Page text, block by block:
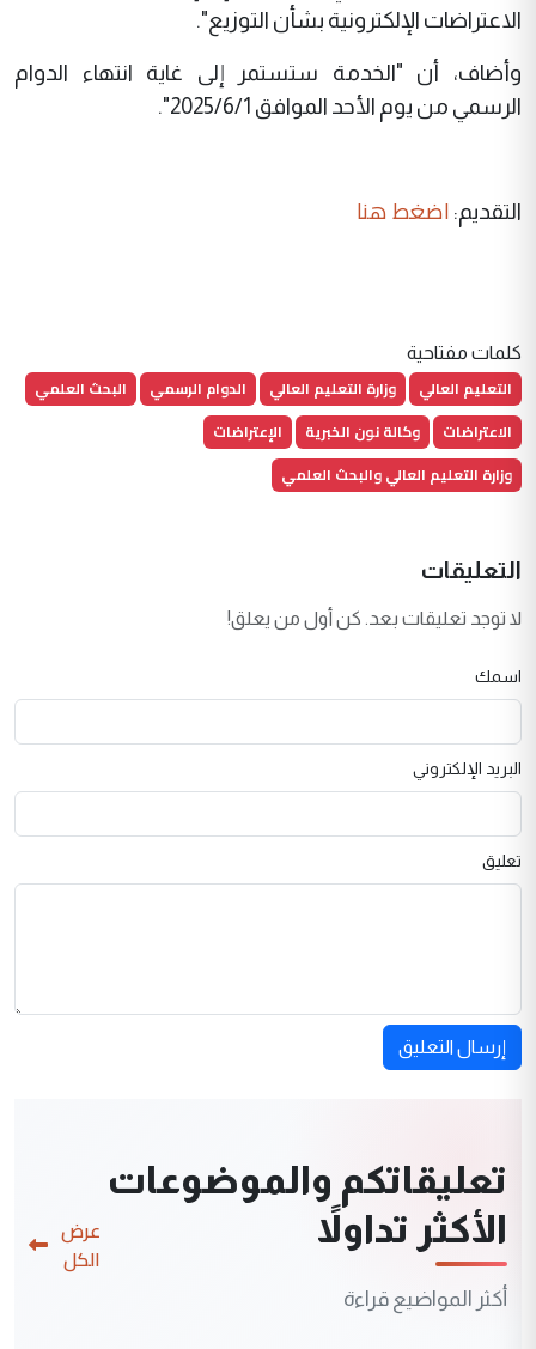
الاعتراضات الإلكترونية بشأن التوزيع".
وأضاف، أن "الخدمة ستستمر إلى غاية انتهاء الدوام
الرسمي من يوم الأحد الموافق 2025/6/1".
التقديم: اضغط هنا
كلمات مفتاحية
التعليم العالي وزارة التعليم العالي الدوام الرسمي
البحث العلمي
الاعتراضات
وكالة نون الخبرية
الإعتراضات
وزارة التعليم العالي والبحث العلمي
التعليقات
لا توجد تعليقات بعد. كن أول من يعلق!
اسمك
البريد الإلكتروني
تعليق
إرسال التعليق
تعليقاتكم والموضوعات
الأكثر تداولاً
أكثر المواضيع قراءة
عرض
الكل